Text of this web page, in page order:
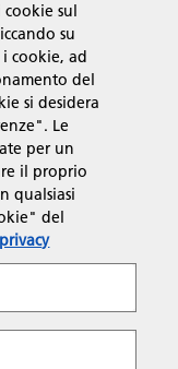
sul
su
cookie, ad
del
si desidera
Le
per un
il proprio
qualsiasi
del